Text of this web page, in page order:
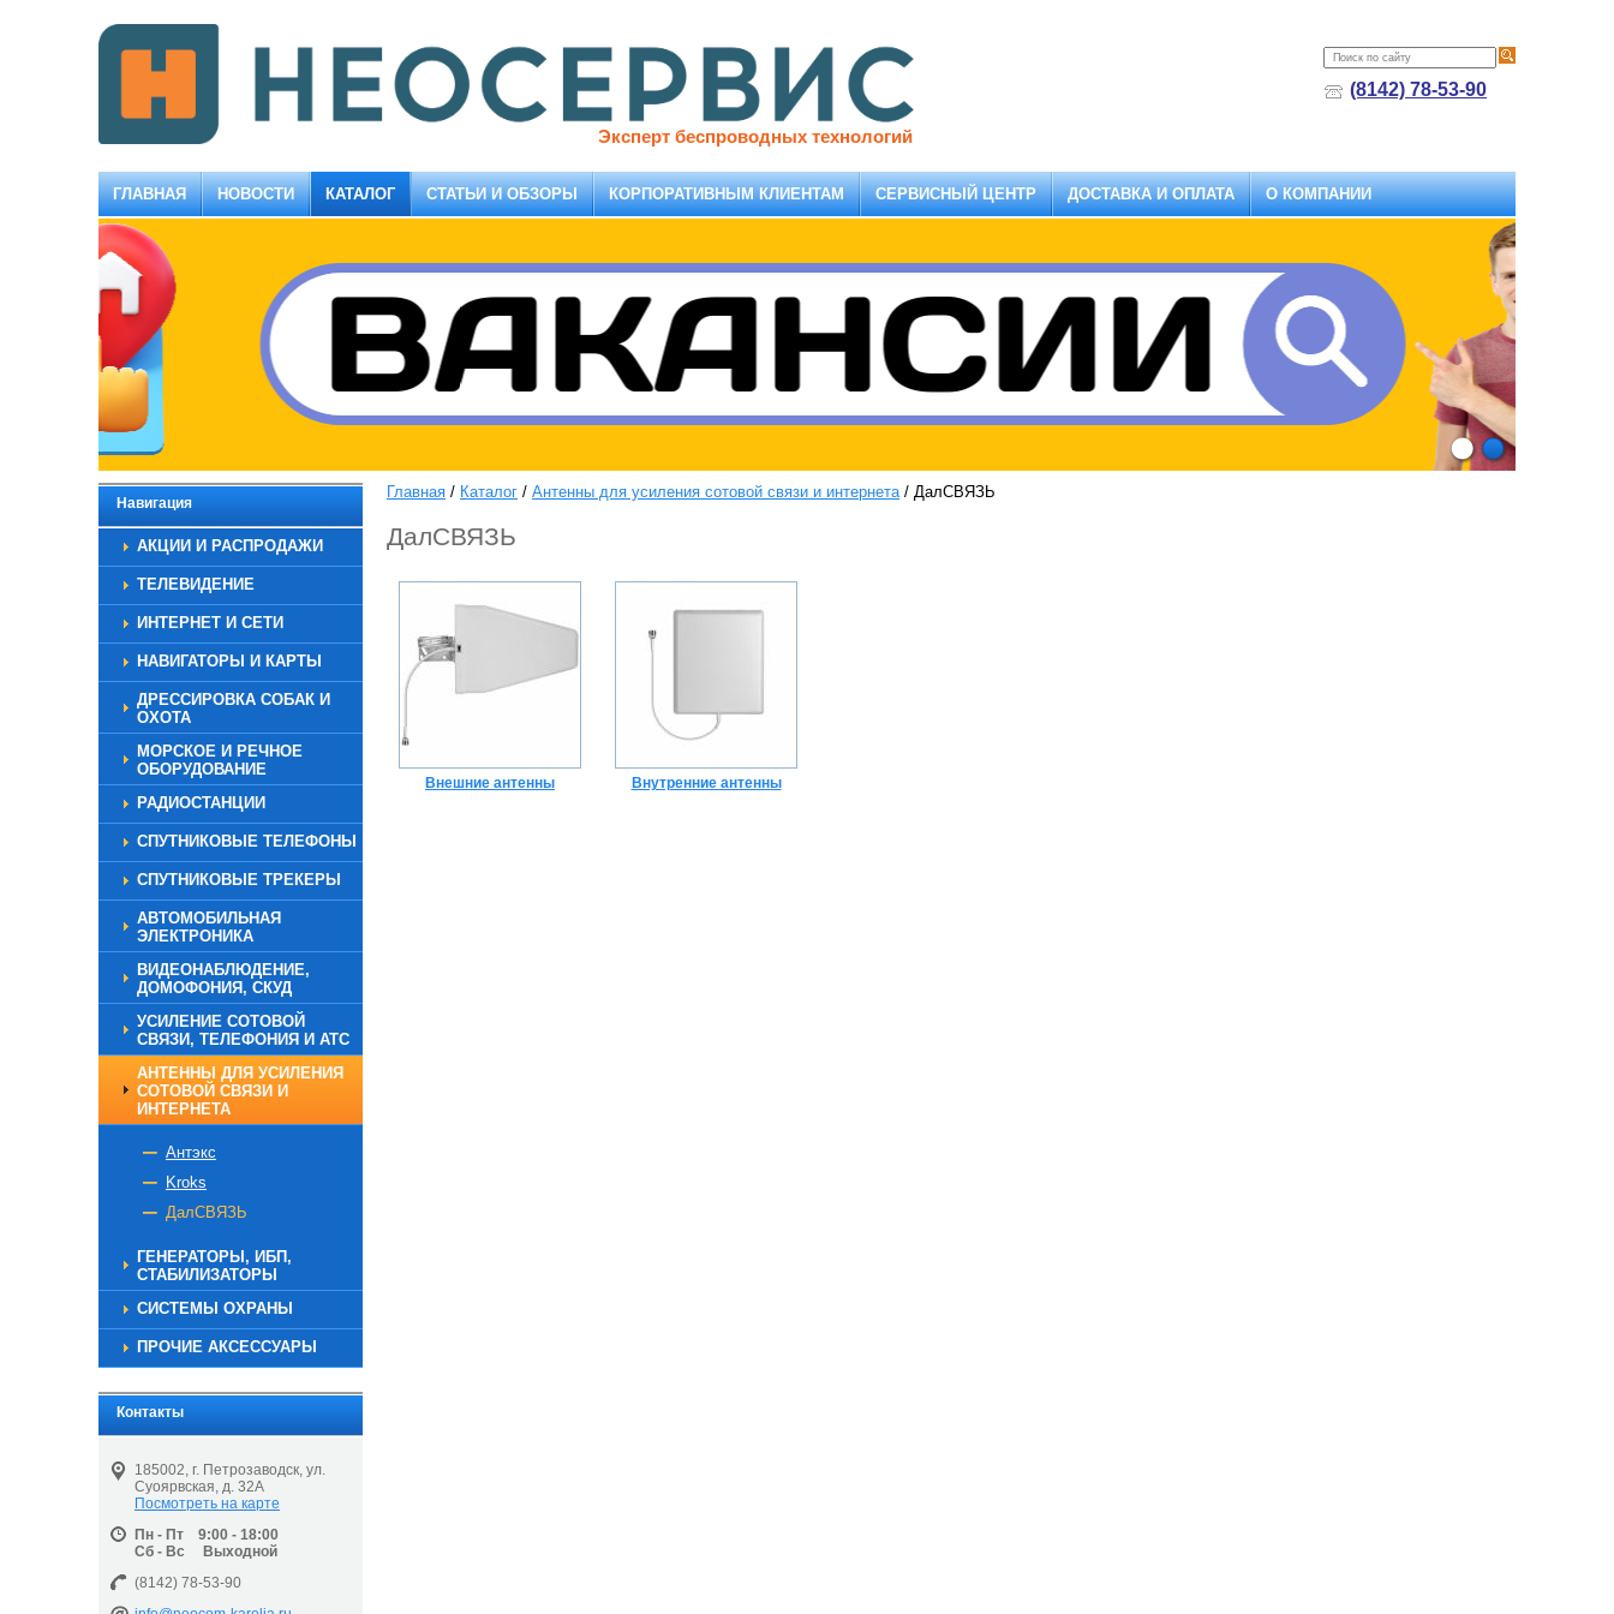
Эксперт беспроводных технологий
(8142) 78-53-90
ГЛАВНАЯ НОВОСТИ КАТАЛОГ СТАТЬИ И ОБЗОРЫ КОРПОРАТИВНЫМ КЛИЕНТАМ СЕРВИСНЫЙ ЦЕНТР ДОСТАВКА И ОПЛАТА О КОМПАНИИ
1
2
Навигация
АКЦИИ И РАСПРОДАЖИ
ТЕЛЕВИДЕНИЕ
ИНТЕРНЕТ И СЕТИ
НАВИГАТОРЫ И КАРТЫ
ДРЕССИРОВКА СОБАК И
ОХОТА
МОРСКОЕ И РЕЧНОЕ
ОБОРУДОВАНИЕ
РАДИОСТАНЦИИ
СПУТНИКОВЫЕ ТЕЛЕФОНЫ
СПУТНИКОВЫЕ ТРЕКЕРЫ
АВТОМОБИЛЬНАЯ
ЭЛЕКТРОНИКА
ВИДЕОНАБЛЮДЕНИЕ,
ДОМОФОНИЯ, СКУД
УСИЛЕНИЕ СОТОВОЙ
СВЯЗИ, ТЕЛЕФОНИЯ И АТС
АНТЕННЫ ДЛЯ УСИЛЕНИЯ
СОТОВОЙ СВЯЗИ И
ИНТЕРНЕТА
Антэкс
Kroks
ДалСВЯЗЬ
ГЕНЕРАТОРЫ, ИБП,
СТАБИЛИЗАТОРЫ
СИСТЕМЫ ОХРАНЫ
ПРОЧИЕ АКСЕССУАРЫ
Контакты
185002, г. Петрозаводск, ул.
Суоярвская, д. 32А
Посмотреть на карте
Пн - Пт 9:00 - 18:00
Сб - Вс Выходной
(8142) 78-53-90
Главная / Каталог / Антенны для усиления сотовой связи и интернета / ДалСВЯЗЬ
ДалСВЯЗЬ
Внешние антенны Внутренние антенны